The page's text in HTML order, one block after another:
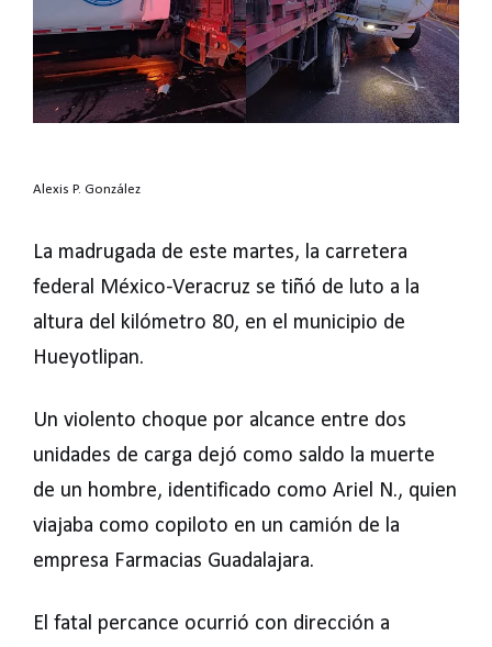
Alexis P. González
La madrugada de este martes, la carretera
federal México-Veracruz se tiñó de luto a la
altura del kilómetro 80, en el municipio de
Hueyotlipan.
Un violento choque por alcance entre dos
unidades de carga dejó como saldo la muerte
de un hombre, identificado como Ariel N., quien
viajaba como copiloto en un camión de la
empresa Farmacias Guadalajara.
El fatal percance ocurrió con dirección a